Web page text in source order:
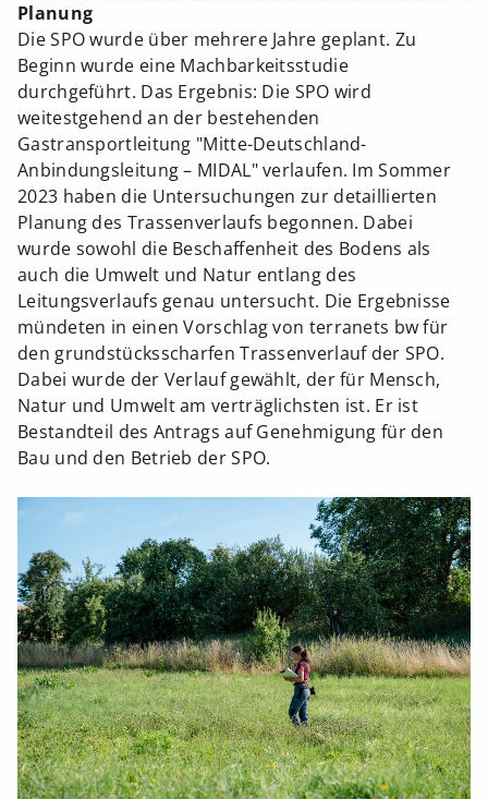
Planung
Die SPO wurde über mehrere Jahre geplant. Zu
Beginn wurde eine Machbarkeitsstudie
durchgeführt. Das Ergebnis: Die SPO wird
weitestgehend an der bestehenden
Gastransportleitung "Mitte-Deutschland-
Anbindungsleitung – MIDAL" verlaufen. Im Sommer
2023 haben die Untersuchungen zur detaillierten
Planung des Trassenverlaufs begonnen. Dabei
wurde sowohl die Beschaffenheit des Bodens als
auch die Umwelt und Natur entlang des
Leitungsverlaufs genau untersucht. Die Ergebnisse
mündeten in einen Vorschlag von terranets bw für
den grundstücksscharfen Trassenverlauf der SPO.
Dabei wurde der Verlauf gewählt, der für Mensch,
Natur und Umwelt am verträglichsten ist. Er ist
Bestandteil des Antrags auf Genehmigung für den
Bau und den Betrieb der SPO.